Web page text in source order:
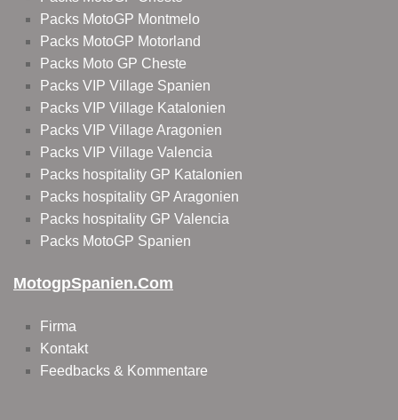
Packs MotoGP Montmelo
Packs MotoGP Motorland
Packs Moto GP Cheste
Packs VIP Village Spanien
Packs VIP Village Katalonien
Packs VIP Village Aragonien
Packs VIP Village Valencia
Packs hospitality GP Katalonien
Packs hospitality GP Aragonien
Packs hospitality GP Valencia
Packs MotoGP Spanien
MotogpSpanien.com
Firma
Kontakt
Feedbacks & Kommentare